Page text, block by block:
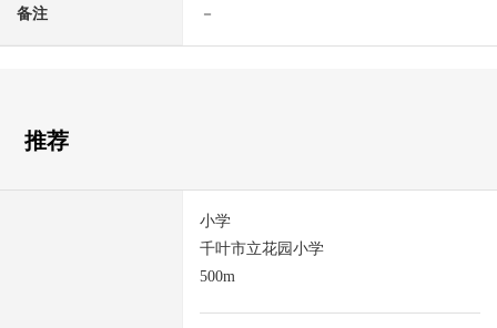
备注 －
推荐
小学
千叶市立花园小学
500m